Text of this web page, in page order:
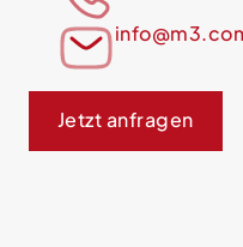
Jetzt anfragen